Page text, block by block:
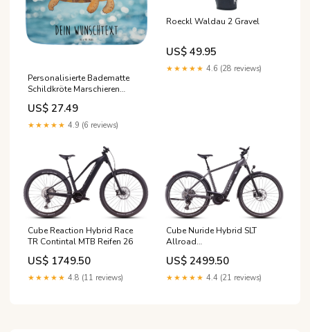
Personalisierte Badematte
Schildkröte Marschieren
Anästhesistin aus
Leidenschaft
US$ 27.49
★★★★★ 4.9 (6 reviews)
Roeckl Waldau 2 Gravel
US$ 49.95
★★★★★ 4.6 (28 reviews)
Cube Reaction Hybrid Race
TR Contintal MTB Reifen 26
US$ 1749.50
★★★★★ 4.8 (11 reviews)
Cube Nuride Hybrid SLT
Allroad
Farbe:GRAPHITE'N'FOSSIL
US$ 2499.50
★★★★★ 4.4 (21 reviews)